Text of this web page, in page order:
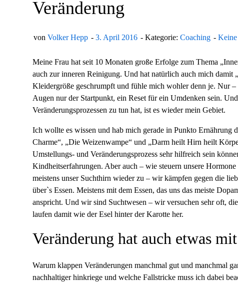
Veränderung
von Volker Hepp 3. April 2016 Kategorie: Coaching
Meine Frau hat seit 10 Monaten große Erfolge zum Thema
auch zur inneren Reinigung. Und hat natürlich auch mich damit
Kleidergröße geschrumpft und fühle mich wohler denn je. Nur
Augen nur der Startpunkt, ein Reset für ein Umdenken sein.
Veränderungsprozessen zu tun hat, ist es wieder mein Gebiet.
Ich wollte es wissen und hab mich gerade in Punkto Ernährung
Charme“, „Die Weizenwampe“ und „Darm heilt Hirn heilt
Umstellungs- und Veränderungsprozess sehr hilfreich sein
Kindheitserfahrungen. Aber auch – wie steuern unsere
meistens unser Suchthirn wieder zu – wir kämpfen gegen die
über`s Essen. Meistens mit dem Essen, das uns das meiste
anspricht. Und wir sind Suchtwesen – wir versuchen sehr oft,
laufen damit wie der Esel hinter der Karotte her.
Veränderung hat auch etwas
Warum klappen Veränderungen manchmal gut und manchmal
nachhaltiger hinkriege und welche Fallstricke muss ich dabei